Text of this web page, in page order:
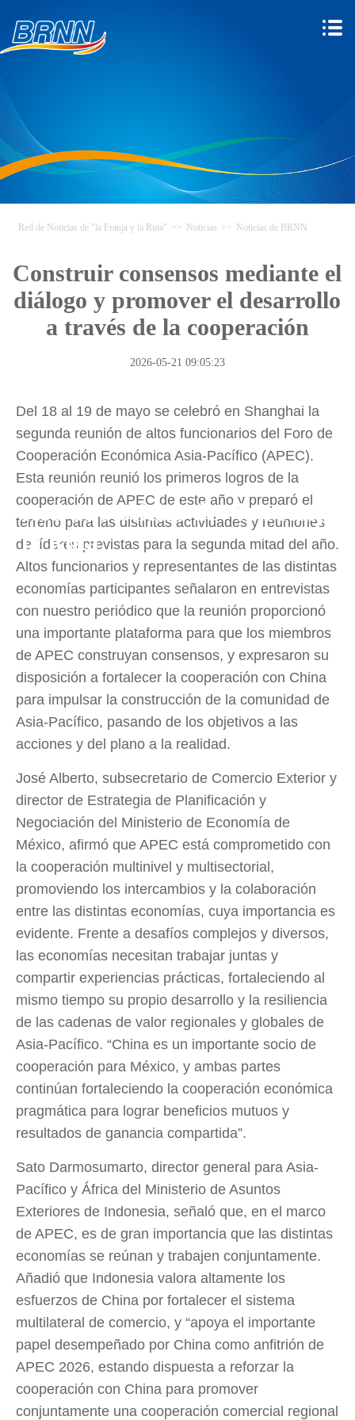
Red de Noticias de "la Franja y
la Ruta"
Red de Noticias de "la Franja y la Ruta" >> Noticias >> Noticias de BRNN
Construir consensos mediante el
diálogo y promover el desarrollo
a través de la cooperación
2026-05-21 09:05:23
Del 18 al 19 de mayo se celebró en Shanghai la
segunda reunión de altos funcionarios del Foro de
Cooperación Económica Asia-Pacífico (APEC).
Esta reunión reunió los primeros logros de la
cooperación de APEC de este año y preparó el
terreno para las distintas actividades y reuniones
de líderes previstas para la segunda mitad del año.
Altos funcionarios y representantes de las distintas
economías participantes señalaron en entrevistas
con nuestro periódico que la reunión proporcionó
una importante plataforma para que los miembros
de APEC construyan consensos, y expresaron su
disposición a fortalecer la cooperación con China
para impulsar la construcción de la comunidad de
Asia-Pacífico, pasando de los objetivos a las
acciones y del plano a la realidad.
José Alberto, subsecretario de Comercio Exterior y
director de Estrategia de Planificación y
Negociación del Ministerio de Economía de
México, afirmó que APEC está comprometido con
la cooperación multinivel y multisectorial,
promoviendo los intercambios y la colaboración
entre las distintas economías, cuya importancia es
evidente. Frente a desafíos complejos y diversos,
las economías necesitan trabajar juntas y
compartir experiencias prácticas, fortaleciendo al
mismo tiempo su propio desarrollo y la resiliencia
de las cadenas de valor regionales y globales de
Asia-Pacífico. “China es un importante socio de
cooperación para México, y ambas partes
continúan fortaleciendo la cooperación económica
pragmática para lograr beneficios mutuos y
resultados de ganancia compartida”.
Sato Darmosumarto, director general para Asia-
Pacífico y África del Ministerio de Asuntos
Exteriores de Indonesia, señaló que, en el marco
de APEC, es de gran importancia que las distintas
economías se reúnan y trabajen conjuntamente.
Añadió que Indonesia valora altamente los
esfuerzos de China por fortalecer el sistema
multilateral de comercio, y “apoya el importante
papel desempeñado por China como anfitrión de
APEC 2026, estando dispuesta a reforzar la
cooperación con China para promover
conjuntamente una cooperación comercial regional